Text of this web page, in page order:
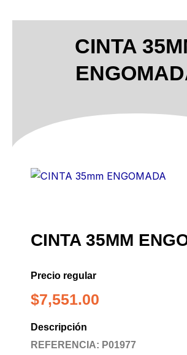
CINTA
CINTA 35MM
Precio regular
$7,551.00
Descripción
REFERENCIA: P01977